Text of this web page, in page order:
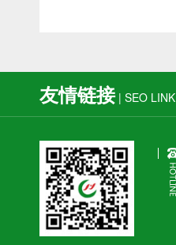
友情链接| SEO LINK